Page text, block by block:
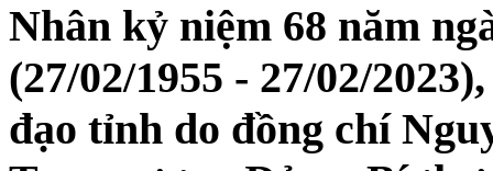
Nhân kỷ niệm 68 năm
(27/02/1955 - 27/02/
đạo tỉnh do đồng chí